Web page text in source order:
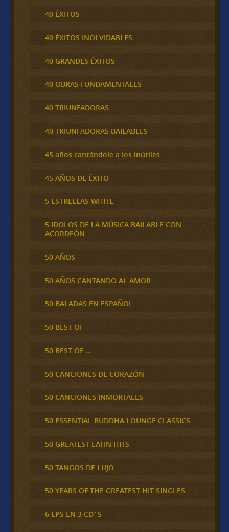
40 ÉXITOS
40 ÉXITOS INOLVIDABLES
40 GRANDES ÉXITOS
40 OBRAS FUNDAMENTALES
40 TRIUNFADORAS
40 TRIUNFADORAS BAILABLES
45 años cantándole a los inútiles
45 AÑOS DE ÉXITO
5 ESTRELLAS WHITE
5 IDOLOS DE LA MÚSICA BAILABLE CON
ACORDEÓN
50 AÑOS
50 AÑOS CANTANDO AL AMOR
50 BALADAS EN ESPAÑOL
50 BEST OF
50 BEST OF …
50 CANCIONES DE CORAZÓN
50 CANCIONES INMORTALES
50 ESSENTIAL BUDDHA LOUNGE CLASSICS
50 GREATEST LATIN HITS
50 TANGOS DE LUJO
50 YEARS OF THE GREATEST HIT SINGLES
6 LPS EN 3 CD´S